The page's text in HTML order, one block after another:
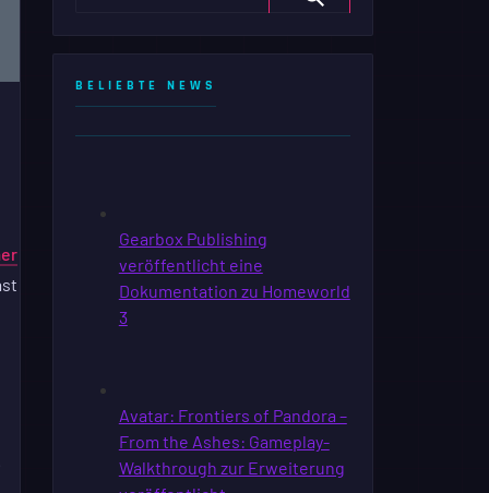
BELIEBTE NEWS